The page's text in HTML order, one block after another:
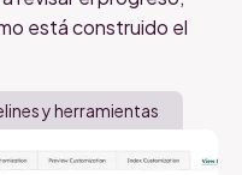
está construido el
y herramientas